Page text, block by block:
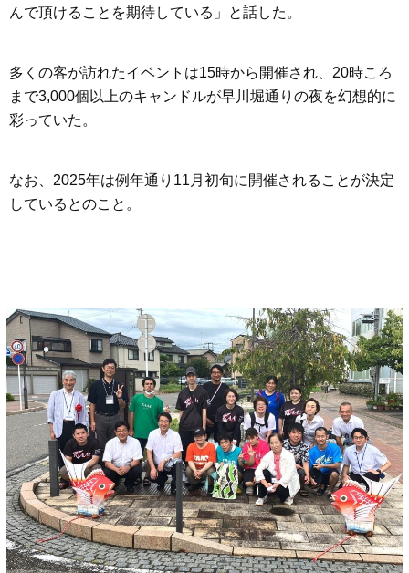
んで頂けることを期待している」と話した。
多くの客が訪れたイベントは15時から開催され、20時ころ
まで3,000個以上のキャンドルが早川堀通りの夜を幻想的に
彩っていた。
なお、2025年は例年通り11月初旬に開催されることが決定
しているとのこと。